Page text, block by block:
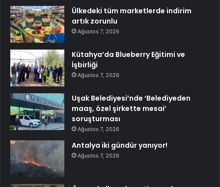
Ülkedeki tüm marketlerde indirim
artık zorunlu
Ağustos 7, 2026
Kütahya’da Blueberry Eğitimi ve
İşbirliği
Ağustos 7, 2026
Uşak Belediyesi’nde ‘Belediyeden
maaş, özel şirkette mesai’
soruşturması
Ağustos 7, 2026
Antalya iki gündür yanıyor!
Ağustos 7, 2026